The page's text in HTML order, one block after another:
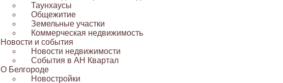
Таунхаусы
Общежитие
Земельные участки
Коммерческая недвижимость
Новости и события
Новости недвижимости
События в АН Квартал
О Белгороде
Новостройки